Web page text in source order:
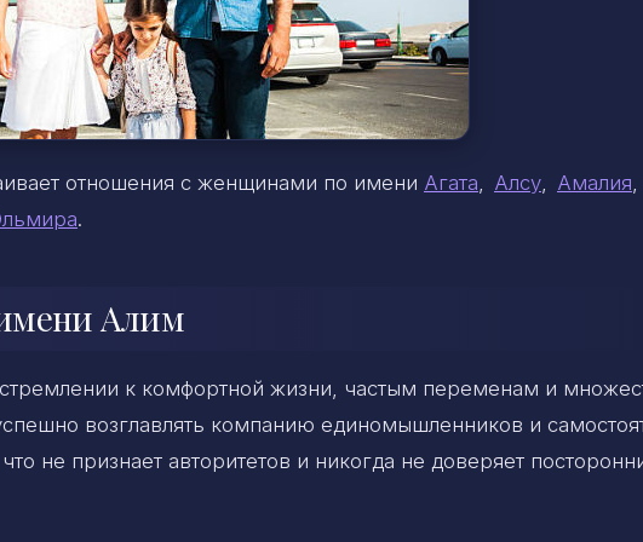
отношения с женщинами по имени Агата Алсу Амалия
.
Алим
стремлении к комфортной жизни, частым переменам и
возглавлять компанию единомышленников и
не признает авторитетов и никогда не доверяет